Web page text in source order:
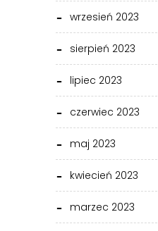
wrzesień 2023
sierpień 2023
lipiec 2023
czerwiec 2023
maj 2023
kwiecień 2023
marzec 2023